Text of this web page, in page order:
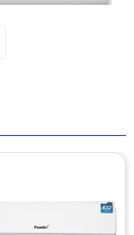
chuẩn 8 tiếng cùng
Kể từ khi bắt
chu kỳ. Bằng cách
từ đó mà có giấc
khoái.